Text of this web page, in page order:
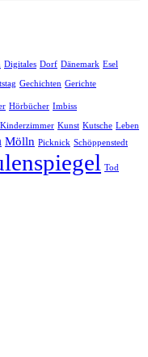
Digitales Dorf Dänemark Esel
Gechichten Gerichte
Hörbücher Imbiss
Kinderzimmer Kunst Kutsche Leben
Mölln Picknick Schöppenstedt
Tod